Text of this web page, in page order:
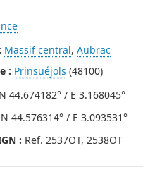
Massif central,Aubrac
: Prinsuéjols (48100)
N 44.674182° / E 3.168045°
N 44.576314° / E 3.093531°
: Ref. 2537OT, 2538OT